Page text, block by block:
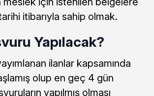
itibarıyla sahip olmak.
Yapılacak?
ilanlar kapsamında
olup en geç 4 gün
yapılmış olması